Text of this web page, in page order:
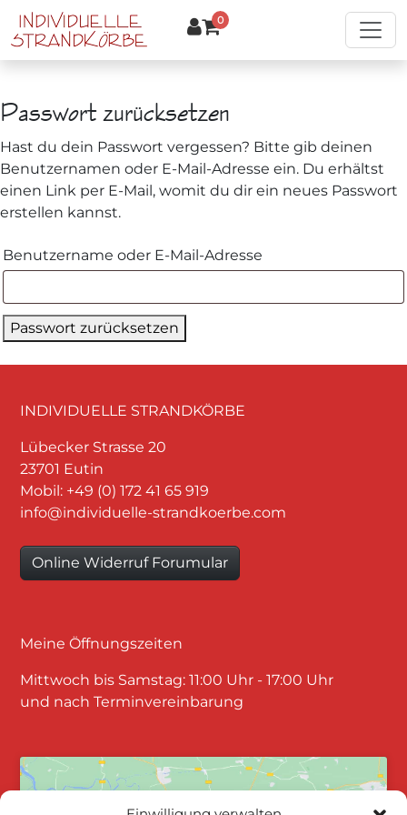
Zum Hauptinhalt springen
0
Passwort zurücksetzen
Hast du dein Passwort vergessen? Bitte gib deinen
Benutzernamen oder E-Mail-Adresse ein. Du erhältst
einen Link per E-Mail, womit du dir ein neues Passwort
erstellen kannst.
Benutzername oder E-Mail-Adresse
Passwort zurücksetzen
Alternative:
INDIVIDUELLE STRANDKÖRBE
Lübecker Strasse 20
23701 Eutin
Mobil: +49 (0) 172 41 65 919
info@individuelle-strandkoerbe.com
Online Widerruf Forumular
Meine Öffnungszeiten
Mittwoch bis Samstag: 11:00 Uhr - 17:00 Uhr
und nach Terminvereinbarung